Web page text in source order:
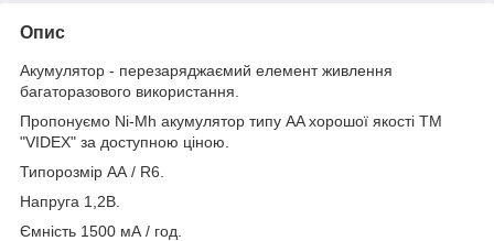
Опис
Акумулятор - перезаряджаємий елемент живлення
багаторазового використання.
Пропонуємо Ni-Mh акумулятор типу AA хорошої якості ТМ
"VIDEX" за доступною ціною.
Типорозмір АА / R6.
Напруга 1,2В.
Ємність 1500 мА / год.